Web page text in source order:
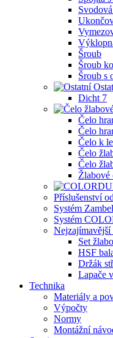
Šroub
Šroub
Šroub s
Dicht 7
Čelo
Čelo
Čelo k
Čelo
Čelo
Žlabové
Příslušenství
Systém
Systém
Set
HSF
Držák
Lapače
Technika
Materiály a
Výpočty
Normy
Montážní